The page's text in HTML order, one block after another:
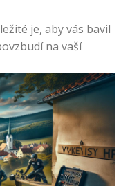
je, aby vás bavil
na vaší